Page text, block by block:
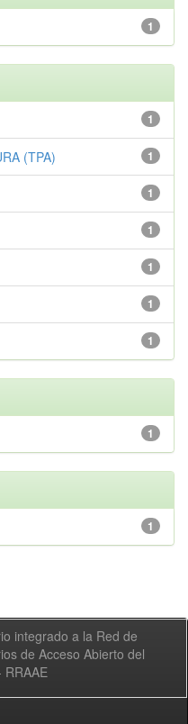
1
1
1
(TPA)
1
1
1
1
1
1
1
integrado a la Red de
de Acceso Abierto del
RRAAE